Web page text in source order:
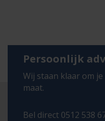
Persoonlijk
Wij staan klaar om
maat.
Bel direct 0512 538